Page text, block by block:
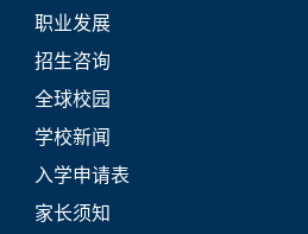
职业发展
招生咨询
全球校园
学校新闻
入学申请表
家长须知